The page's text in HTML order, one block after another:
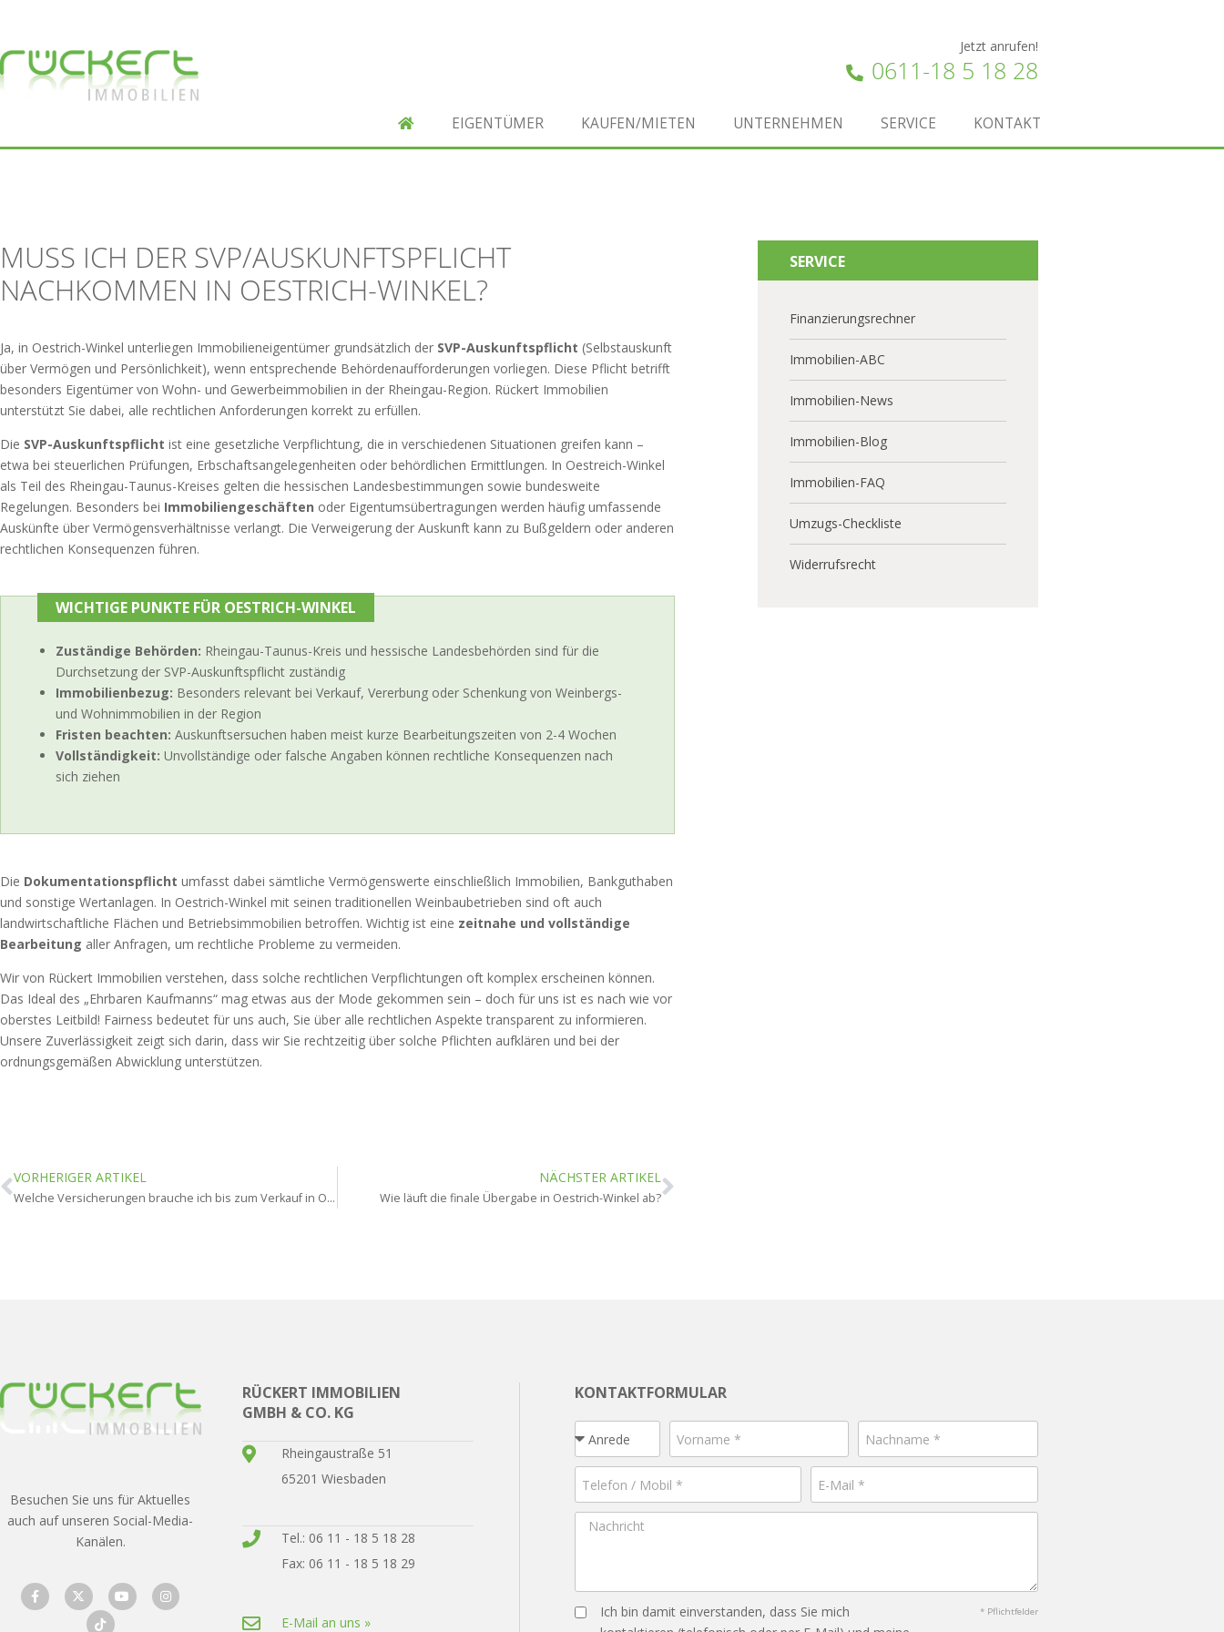
Jetzt anrufen!
0611-18 5 18 28
EIGENTÜMER KAUFEN/MIETEN UNTERNEHMEN SERVICE KONTAKT
MUSS ICH DER SVP/AUSKUNFTSPFLICHT
NACHKOMMEN IN OESTRICH-WINKEL?
Ja, in Oestrich-Winkel unterliegen Immobilieneigentümer grundsätzlich der SVP-Auskunftspflicht (Selbstauskunft
über Vermögen und Persönlichkeit), wenn entsprechende Behördenaufforderungen vorliegen. Diese Pflicht betrifft
besonders Eigentümer von Wohn- und Gewerbeimmobilien in der Rheingau-Region. Rückert Immobilien
unterstützt Sie dabei, alle rechtlichen Anforderungen korrekt zu erfüllen.
Die SVP-Auskunftspflicht ist eine gesetzliche Verpflichtung, die in verschiedenen Situationen greifen kann –
etwa bei steuerlichen Prüfungen, Erbschaftsangelegenheiten oder behördlichen Ermittlungen. In Oestreich-Winkel
als Teil des Rheingau-Taunus-Kreises gelten die hessischen Landesbestimmungen sowie bundesweite
Regelungen. Besonders bei Immobiliengeschäften oder Eigentumsübertragungen werden häufig umfassende
Auskünfte über Vermögensverhältnisse verlangt. Die Verweigerung der Auskunft kann zu Bußgeldern oder anderen
rechtlichen Konsequenzen führen.
WICHTIGE PUNKTE FÜR OESTRICH-WINKEL
Zuständige Behörden: Rheingau-Taunus-Kreis und hessische Landesbehörden sind für die
Durchsetzung der SVP-Auskunftspflicht zuständig
Immobilienbezug: Besonders relevant bei Verkauf, Vererbung oder Schenkung von Weinbergs-
und Wohnimmobilien in der Region
Fristen beachten: Auskunftsersuchen haben meist kurze Bearbeitungszeiten von 2-4 Wochen
Vollständigkeit: Unvollständige oder falsche Angaben können rechtliche Konsequenzen nach
sich ziehen
Die Dokumentationspflicht umfasst dabei sämtliche Vermögenswerte einschließlich Immobilien, Bankguthaben
und sonstige Wertanlagen. In Oestrich-Winkel mit seinen traditionellen Weinbaubetrieben sind oft auch
landwirtschaftliche Flächen und Betriebsimmobilien betroffen. Wichtig ist eine zeitnahe und vollständige
Bearbeitung aller Anfragen, um rechtliche Probleme zu vermeiden.
Wir von Rückert Immobilien verstehen, dass solche rechtlichen Verpflichtungen oft komplex erscheinen können.
Das Ideal des „Ehrbaren Kaufmanns“ mag etwas aus der Mode gekommen sein – doch für uns ist es nach wie vor
oberstes Leitbild! Fairness bedeutet für uns auch, Sie über alle rechtlichen Aspekte transparent zu informieren.
Unsere Zuverlässigkeit zeigt sich darin, dass wir Sie rechtzeitig über solche Pflichten aufklären und bei der
ordnungsgemäßen Abwicklung unterstützen.
VORHERIGER ARTIKEL
Welche Versicherungen brauche ich bis zum Verkauf in Oestrich-Winkel?
NÄCHSTER ARTIKEL
Wie läuft die finale Übergabe in Oestrich-Winkel ab?
SERVICE
Finanzierungsrechner
Immobilien-ABC
Immobilien-News
Immobilien-Blog
Immobilien-FAQ
Umzugs-Checkliste
Widerrufsrecht
Besuchen Sie uns für Aktuelles
auch auf unseren Social-Media-
Kanälen.
RÜCKERT IMMOBILIEN
GMBH & CO. KG
Rheingaustraße 51
65201 Wiesbaden
Tel.: 06 11 - 18 5 18 28
Fax: 06 11 - 18 5 18 29
E-Mail an uns »
KONTAKTFORMULAR
Ich bin damit einverstanden, dass Sie mich
* Pflichtfelder